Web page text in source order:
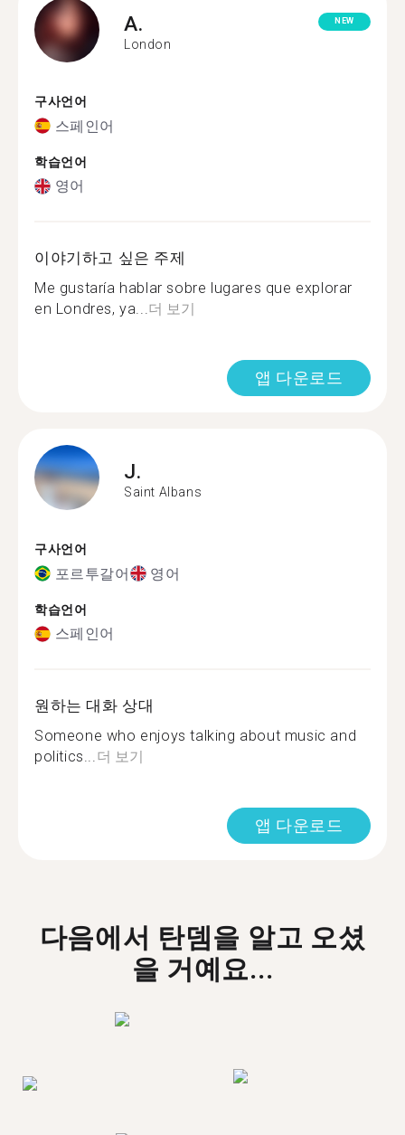
A.
London
NEW
구사언어
스페인어
학습언어
영어
이야기하고 싶은 주제
Me gustaría hablar sobre lugares que explorar
en Londres, ya...더 보기
앱 다운로드
J.
Saint Albans
구사언어
포르투갈어 영어
학습언어
스페인어
원하는 대화 상대
Someone who enjoys talking about music and
politics...더 보기
앱 다운로드
다음에서 탄뎀을 알고 오셨
을 거예요...